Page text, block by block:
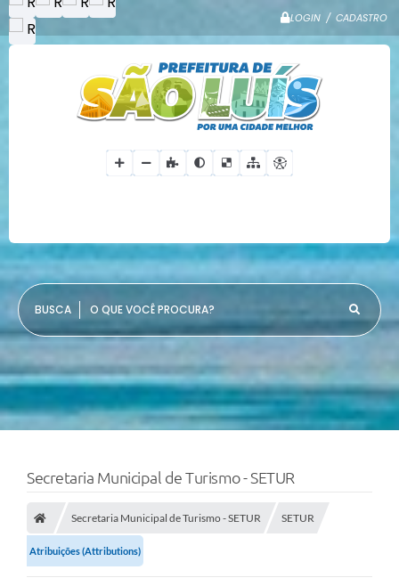
LOGIN / CADASTRO
O QUE VOCÊ PROCURA?
Secretaria Municipal de Turismo - SETUR
Secretaria Municipal de Turismo - SETUR SETUR
Atribuições (Attributions)